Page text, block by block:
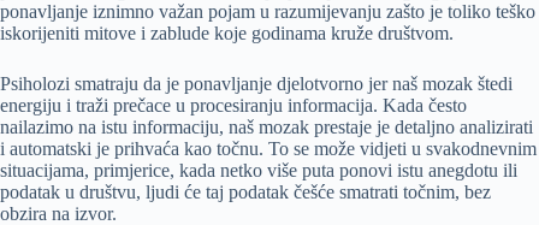
ponavljanje iznimno važan pojam u razumijevanju zašto je toliko teško
iskorijeniti mitove i zablude koje godinama kruže društvom.
Psiholozi smatraju da je ponavljanje djelotvorno jer naš mozak štedi
energiju i traži prečace u procesiranju informacija. Kada često
nailazimo na istu informaciju, naš mozak prestaje je detaljno analizirati
i automatski je prihvaća kao točnu. To se može vidjeti u svakodnevnim
situacijama, primjerice, kada netko više puta ponovi istu anegdotu ili
podatak u društvu, ljudi će taj podatak češće smatrati točnim, bez
obzira na izvor.